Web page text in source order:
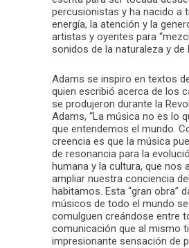
percusionistas y ha nacido a
energía, la atención y la
artistas y oyentes para
sonidos de la naturaleza y de
Adams se inspiro en textos
quien escribió acerca de los
se produjeron durante la
Adams, “La música no es lo
que entendemos el mundo.
creencia es que la música
de resonancia para la
humana y la cultura, que nos
ampliar nuestra conciencia
habitamos. Esta “gran obra”
músicos de todo el mundo
comulguen creándose entre
comunicación que al mismo
impresionante sensación de